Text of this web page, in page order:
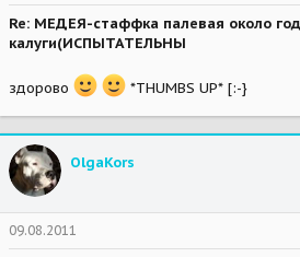
Re: МЕДЕЯ-стаффка палевая около
калуги(ИСПЫТАТЕЛЬНЫ
здорово *THUMBS UP* [:-}
OlgaKors
09.08.2011